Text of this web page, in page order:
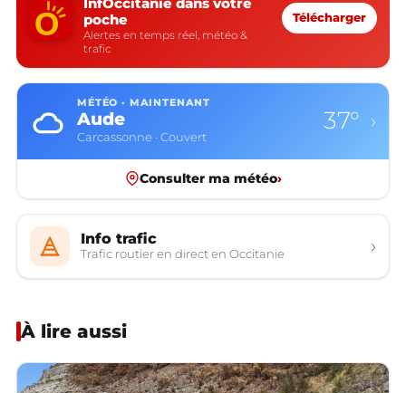
poche
Alertes en temps réel, météo &
trafic
Télécharger
MÉTÉO · MAINTENANT
Aude
Carcassonne · Couvert
37° ›
Consulter ma météo›
Info trafic
Trafic routier en direct en Occitanie ›
À lire aussi